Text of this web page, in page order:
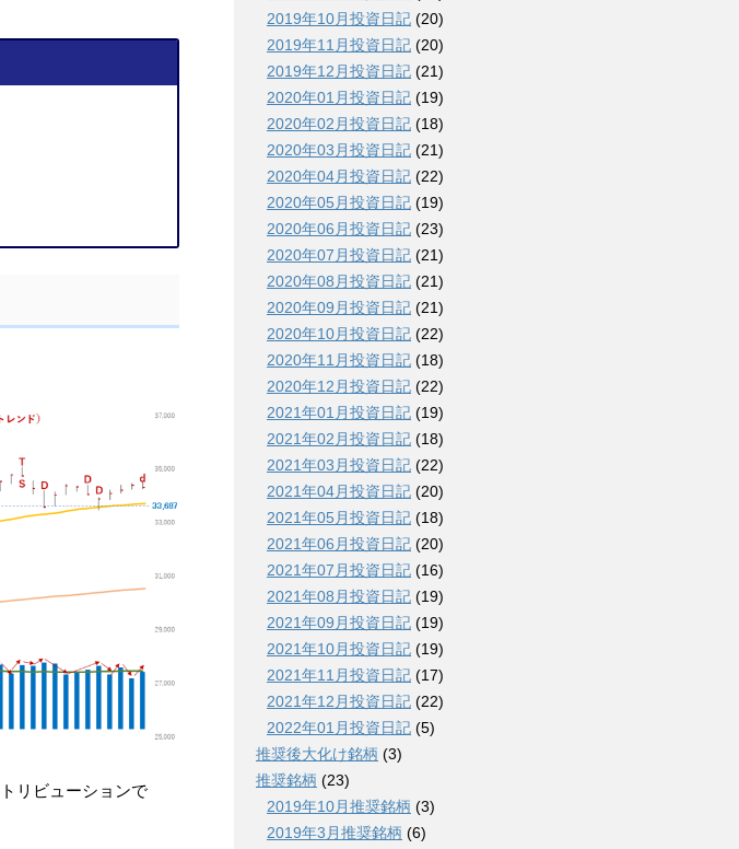
リビューションで
2019年10月投資日記 (20)
2019年11月投資日記 (20)
2019年12月投資日記 (21)
2020年01月投資日記 (19)
2020年02月投資日記 (18)
2020年03月投資日記 (21)
2020年04月投資日記 (22)
2020年05月投資日記 (19)
2020年06月投資日記 (23)
2020年07月投資日記 (21)
2020年08月投資日記 (21)
2020年09月投資日記 (21)
2020年10月投資日記 (22)
2020年11月投資日記 (18)
2020年12月投資日記 (22)
2021年01月投資日記 (19)
2021年02月投資日記 (18)
2021年03月投資日記 (22)
2021年04月投資日記 (20)
2021年05月投資日記 (18)
2021年06月投資日記 (20)
2021年07月投資日記 (16)
2021年08月投資日記 (19)
2021年09月投資日記 (19)
2021年10月投資日記 (19)
2021年11月投資日記 (17)
2021年12月投資日記 (22)
2022年01月投資日記 (5)
推奨後大化け銘柄 (3)
推奨銘柄 (23)
2019年10月推奨銘柄 (3)
2019年3月推奨銘柄 (6)